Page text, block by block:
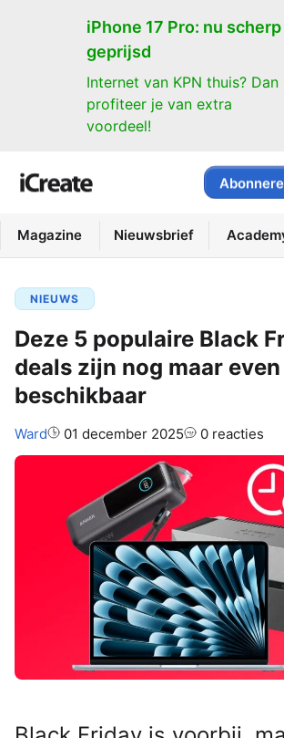
iPhone 17 Pro: nu scherp
geprijsd
Internet van KPN thuis? Dan
profiteer je van extra
voordeel!
Magazine Nieuwsbrief
NIEUWS
Deze 5 populaire Black
deals zijn nog maar even
beschikbaar
Auteur:
Ward 01 december 2025 0 reacties